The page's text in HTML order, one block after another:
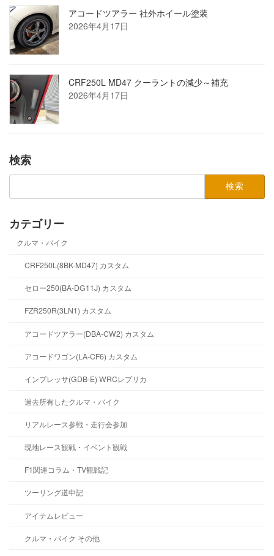
アコードツアラー 社外ホイール塗装
2026年4月17日
CRF250L MD47 クーラントの減少～補充
2026年4月17日
検索
カテゴリー
クルマ・バイク
CRF250L(8BK-MD47) カスタム
セロー250(BA-DG11J) カスタム
FZR250R(3LN1) カスタム
アコードツアラー(DBA-CW2) カスタム
アコードワゴン(LA-CF6) カスタム
インプレッサ(GDB-E) WRCレプリカ
過去所有したクルマ・バイク
リアルレース参戦・走行会参加
現地レース観戦・イベント観戦
F1関連コラム・TV観戦記
ツーリング道中記
アイテムレビュー
クルマ・バイク その他